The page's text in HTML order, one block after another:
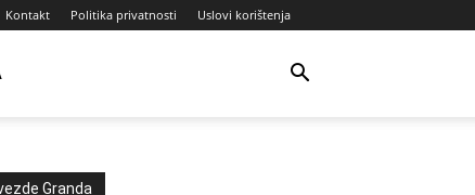
Kontakt Politika privatnosti Uslovi korištenja
Granda